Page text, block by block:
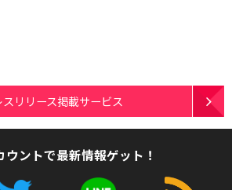
スリリース掲載サービス
ウントで最新情報ゲット！